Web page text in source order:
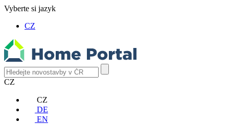
Vyberte si jazyk
CZ
CZ
CZ
DE
EN